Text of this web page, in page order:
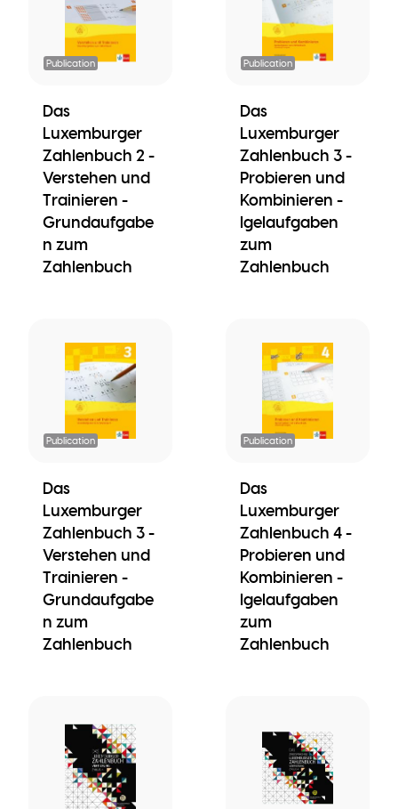
Publication
Das
Luxemburger
Zahlenbuch 2 -
Verstehen und
Trainieren -
Grundaufgabe
n zum
Zahlenbuch
Publication
Das
Luxemburger
Zahlenbuch 3 -
Probieren und
Kombinieren -
Igelaufgaben
zum
Zahlenbuch
Publication
Das
Luxemburger
Zahlenbuch 3 -
Verstehen und
Trainieren -
Grundaufgabe
n zum
Zahlenbuch
Publication
Das
Luxemburger
Zahlenbuch 4 -
Probieren und
Kombinieren -
Igelaufgaben
zum
Zahlenbuch